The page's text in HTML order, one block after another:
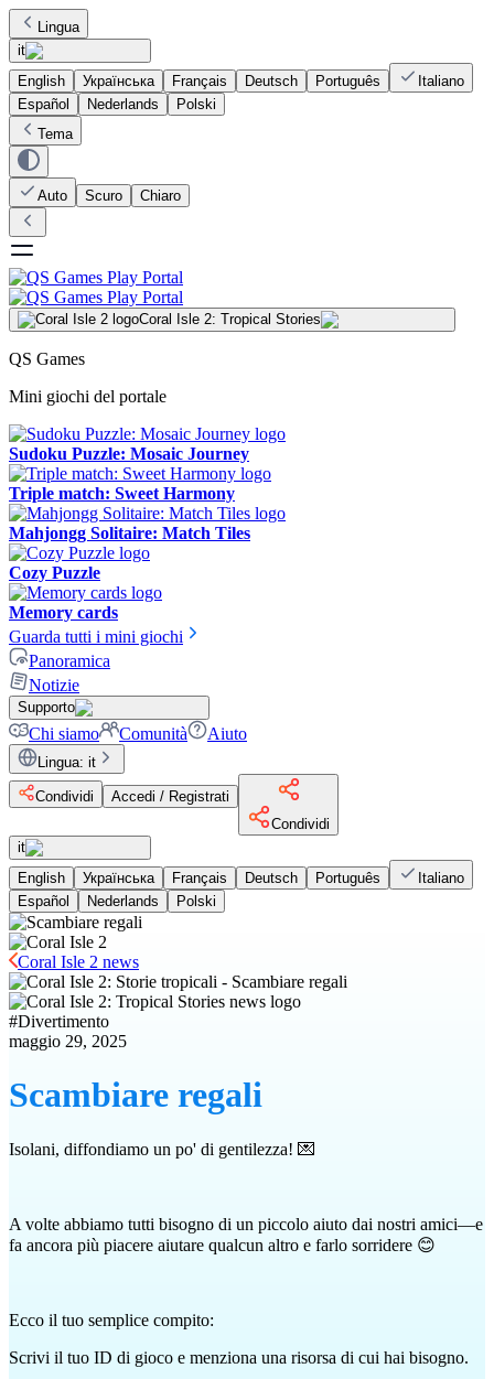
Lingua
it
English
Українська Français Deutsch Português
Italiano
Español
Nederlands
Polski
Tema
Auto Scuro Chiaro
Coral Isle 2: Tropical Stories
QS Games
Mini giochi del portale
Sudoku Puzzle: Mosaic Journey
Triple match: Sweet Harmony
Mahjongg Solitaire: Match Tiles
Cozy Puzzle
Memory cards
Guarda tutti i mini giochi
Panoramica
Notizie
Supporto
Chi siamo Comunità Aiuto
Lingua: it
Condividi
Accedi / Registrati
Condividi
it
English
Українська Français Deutsch Português
Italiano
Español
Nederlands Polski
Coral Isle 2 news
#Divertimento
maggio 29, 2025
Scambiare regali
Isolani, diffondiamo un po' di gentilezza! 💌
A volte abbiamo tutti bisogno di un piccolo aiuto dai nostri amici—e
fa ancora più piacere aiutare qualcun altro e farlo sorridere 😊
Ecco il tuo semplice compito:
Scrivi il tuo ID di gioco e menziona una risorsa di cui hai bisogno.